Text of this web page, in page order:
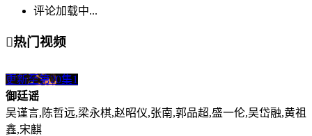
评论加载中...
热门视频
更新至第20集1
御廷谣
吴谨言,陈哲远,梁永棋,赵昭仪,张南,郭品超,盛一伦,吴岱融,黄祖
鑫,宋麒